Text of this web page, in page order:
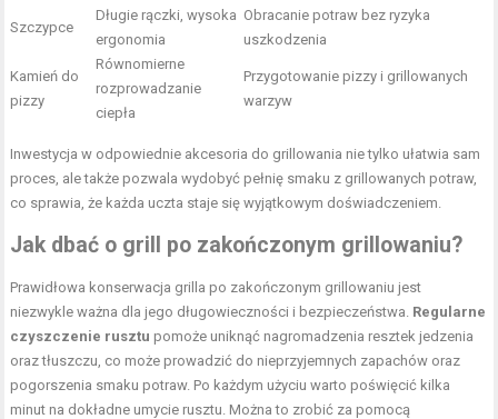
Szczypce
Długie rączki, wysoka
ergonomia
Obracanie potraw bez ryzyka
uszkodzenia
Kamień do
pizzy
Równomierne
rozprowadzanie
ciepła
Przygotowanie pizzy i grillowanych
warzyw
Inwestycja w odpowiednie akcesoria do grillowania nie tylko ułatwia sam
proces, ale także pozwala wydobyć pełnię smaku z grillowanych potraw,
co sprawia, że każda uczta staje się wyjątkowym doświadczeniem.
Jak dbać o grill po zakończonym grillowaniu?
Prawidłowa konserwacja grilla po zakończonym grillowaniu jest
niezwykle ważna dla jego długowieczności i bezpieczeństwa. Regularne
czyszczenie rusztu pomoże uniknąć nagromadzenia resztek jedzenia
oraz tłuszczu, co może prowadzić do nieprzyjemnych zapachów oraz
pogorszenia smaku potraw. Po każdym użyciu warto poświęcić kilka
minut na dokładne umycie rusztu. Można to zrobić za pomocą